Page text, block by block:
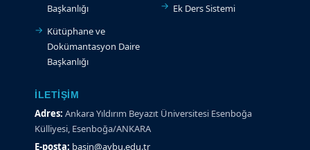
Başkanlığı
Kütüphane ve
Dokümantasyon Daire
Başkanlığı
Ek Ders Sistemi
İLETIŞIM
Adres: Ankara Yıldırım Beyazıt Üniversitesi Esenboğa
Külliyesi, Esenboğa/ANKARA
E-posta: basin@aybu.edu.tr